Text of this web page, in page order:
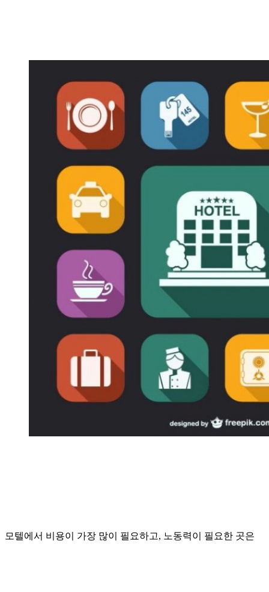
모텔에서 비용이 가장 많이 필요하고, 노동력이 필요한 곳은